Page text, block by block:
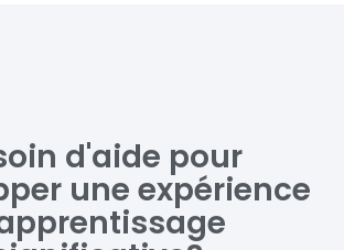
d'aide pour
une expérience